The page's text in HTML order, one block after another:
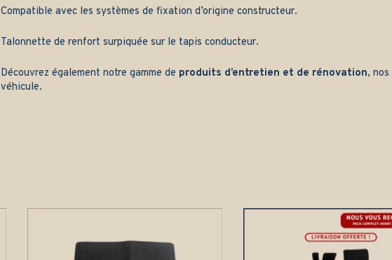
Compatible avec les systèmes de fixation d’origine constructeur.
Talonnette de renfort surpiquée sur le tapis conducteur.
Découvrez également notre gamme de produits d’entretien et de rénovation, nos
véhicule.